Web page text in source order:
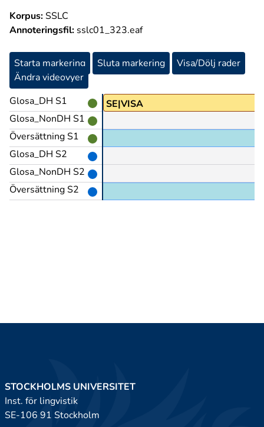
Korpus:SSLC
Annoteringsfil: sslc01_323.eaf
Starta markering Sluta markering
Visa/Dölj rader
Ändra videovyer
Glosa_DH S1
Glosa_NonDH S1
Översättning S1
Glosa_DH S2
Glosa_NonDH S2
Översättning S2
SE|VISA
STOCKHOLMS UNIVERSITET
Inst. för lingvistik
SE-106 91 Stockholm